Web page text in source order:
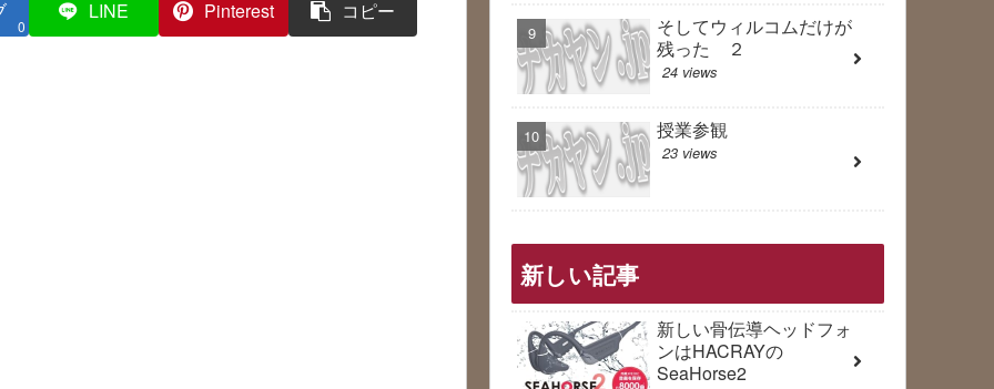
0
LINE Pinterest コピー
そしてウィルコムだけが
残った ２
24 views
授業参観
23 views
新しい記事
新しい骨伝導ヘッドフォ
ンはHACRAYの
SeaHorse2